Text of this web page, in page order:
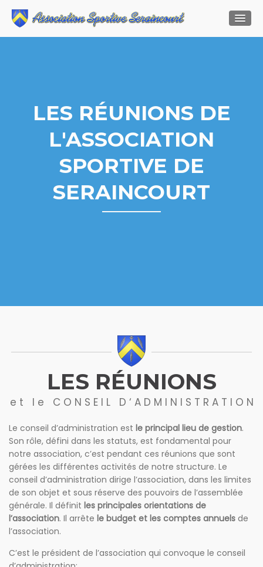
LES RÉUNIONS DE
L'ASSOCIATION
SPORTIVE DE
SERAINCOURT
LES RÉUNIONS
e t l e C O N S E I L D ‘ A D M I N I S T R A T I O N
Le conseil d’administration est le principal lieu de gestion.
Son rôle, défini dans les statuts, est fondamental pour
notre association, c’est pendant ces réunions que sont
gérées les différentes activités de notre structure. Le
conseil d’administration dirige l’association, dans les limites
de son objet et sous réserve des pouvoirs de l’assemblée
générale. Il définit les principales orientations de
l’association. Il arrête le budget et les comptes annuels de
l’association.
C’est le président de l’association qui convoque le conseil